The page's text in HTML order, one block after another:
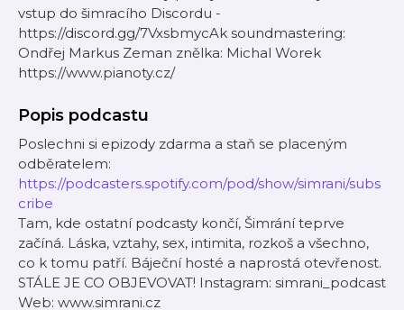
vstup do šimracího Discordu -
⁠⁠⁠⁠⁠⁠⁠⁠⁠⁠⁠⁠⁠⁠⁠https://discord.gg/7VxsbmycAk⁠⁠⁠⁠⁠⁠⁠⁠⁠⁠⁠⁠⁠ soundmastering:
Ondřej Markus Zeman znělka: Michal Worek
https://www.pianoty.cz/
Popis podcastu
Poslechni si epizody zdarma a staň se placeným
odběratelem:
https://podcasters.spotify.com/pod/show/simrani/subs
cribe
Tam, kde ostatní podcasty končí, Šimrání teprve
začíná. Láska, vztahy, sex, intimita, rozkoš a všechno,
co k tomu patří. Báječní hosté a naprostá otevřenost.
STÁLE JE CO OBJEVOVAT! Instagram: simrani_podcast
Web: www.simrani.cz